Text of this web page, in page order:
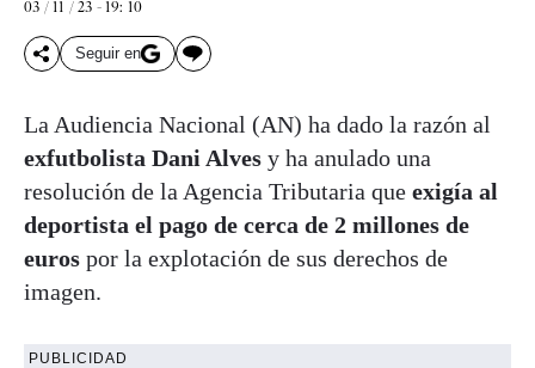
03 / 11 / 23 - 19: 10
Seguir en
La Audiencia Nacional (AN) ha dado la razón al
exfutbolista Dani Alves y ha anulado una
resolución de la Agencia Tributaria que exigía al
deportista el pago de cerca de 2 millones de
euros por la explotación de sus derechos de
imagen.
PUBLICIDAD